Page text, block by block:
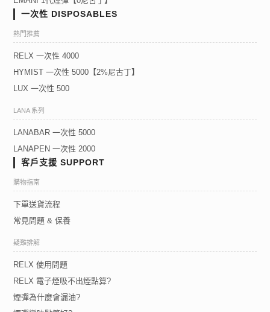
一次性 DISPOSABLES
熱門推薦
RELX 一次性 4000
HYMIST 一次性 5000【2%尼古丁】
LUX 一次性 500
LANA 系列
LANABAR 一次性 5000
LANAPEN 一次性 2000
客戶支援 SUPPORT
購物指南
下單送貨流程
常見問題 & 保養
疑難排解
RELX 使用問題
RELX 電子煙吸不出煙點算?
煙彈為什麼會漏油?